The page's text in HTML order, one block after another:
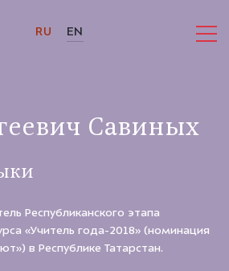
RU EN
Савиных
Республиканского этапа
«Учитель года-2018» (номинация
в Республике Татарстан.